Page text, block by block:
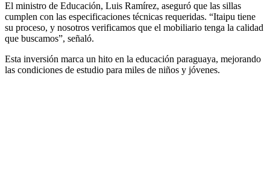
El ministro de Educación, Luis Ramírez, aseguró que las sillas
cumplen con las especificaciones técnicas requeridas. “Itaipu tiene
su proceso, y nosotros verificamos que el mobiliario tenga la calidad
que buscamos”, señaló.
Esta inversión marca un hito en la educación paraguaya, mejorando
las condiciones de estudio para miles de niños y jóvenes.